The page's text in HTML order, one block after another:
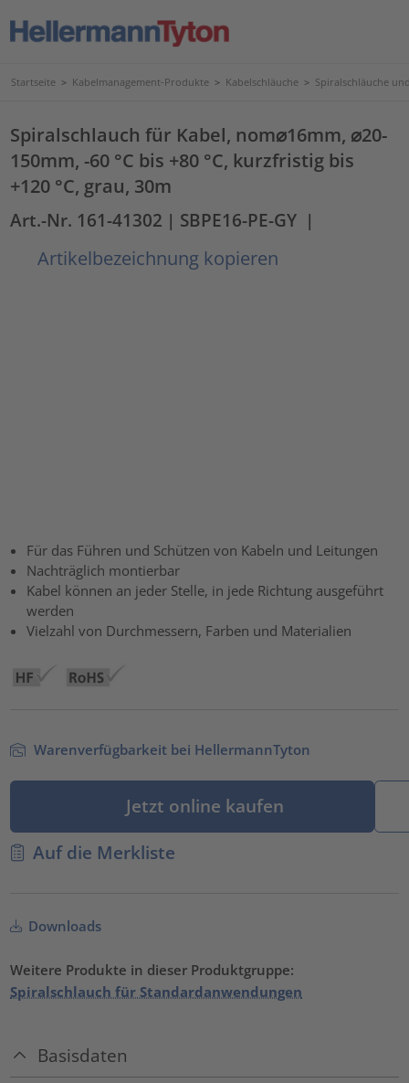
Startseite > Kabelmanagement-Produkte > Kabelschläuche > Spiralschläuche
Spiralschlauch für Kabel, nom⌀16mm, ⌀20-
150mm, -60 °C bis +80 °C, kurzfristig bis
+120 °C, grau, 30m
Art.-Nr. 161-41302 | SBPE16-PE-GY |
Artikelbezeichnung kopieren
Für das Führen und Schützen von Kabeln und Leitungen
Nachträglich montierbar
Kabel können an jeder Stelle, in jede Richtung ausgeführt
werden
Vielzahl von Durchmessern, Farben und Materialien
Warenverfügbarkeit bei HellermannTyton
Jetzt online kaufen
Auf die Merkliste
Downloads
Weitere Produkte in dieser Produktgruppe:
Spiralschlauch für Standardanwendungen
Basisdaten